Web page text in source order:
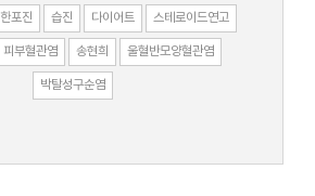
한포진 습진 다이어트 스테로이드연고
피부혈관염 송현희 울혈반모양혈관염
박탈성구순염